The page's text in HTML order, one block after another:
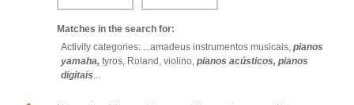
Matches in the search for:
Activity categories: ...amadeus instrumentos musicais, pianos
yamaha, tyros, Roland, violino, pianos acústicos, pianos
digitais...